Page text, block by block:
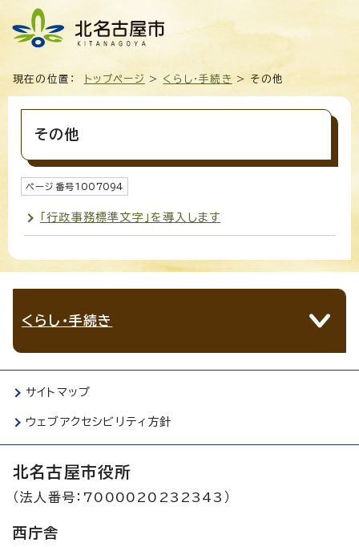
現在の位置： トップページ > くらし・手続き > その他
その他
ページ番号1007094
「行政事務標準文字」を導入します
くらし・手続き
サイトマップ
ウェブアクセシビリティ方針
北名古屋市役所
（法人番号：7000020232343）
西庁舎